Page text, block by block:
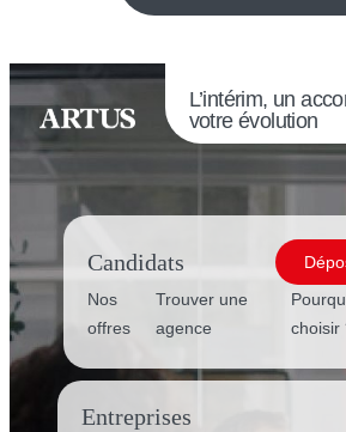
L’intérim, un
votre évolution
Candidats
Nos
offres
Trouver une
agence
choisir
Entreprises